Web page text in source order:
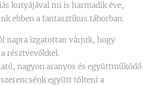
kutyájával mi is harmadik éve,
ebben a fantasztikus táborban.
napra izgatottan várjuk, hogy
résztvevőkkel.
nagyon aranyos és együttműködő
együtt tölteni a